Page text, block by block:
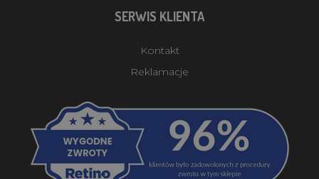
SERWIS KLIENTA
Kontakt
Reklamacje